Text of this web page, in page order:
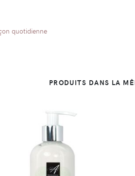
quotidienne
PRODUITS DANS LA
DÉTAILS